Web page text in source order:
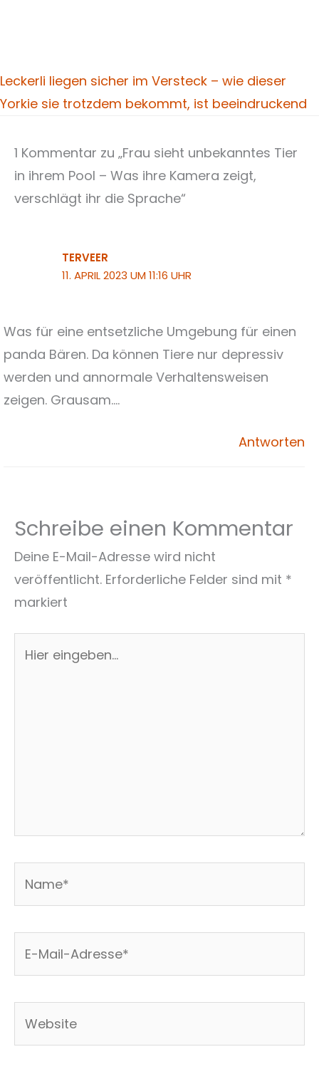
Leckerli liegen sicher im Versteck – wie dieser
Yorkie sie trotzdem bekommt, ist beeindruckend
1 Kommentar zu „Frau sieht unbekanntes Tier
in ihrem Pool – Was ihre Kamera zeigt,
verschlägt ihr die Sprache“
TERVEER
11. APRIL 2023 UM 11:16 UHR
Was für eine entsetzliche Umgebung für einen
panda Bären. Da können Tiere nur depressiv
werden und annormale Verhaltensweisen
zeigen. Grausam….
Antworten
Schreibe einen Kommentar
Deine E-Mail-Adresse wird nicht
veröffentlicht. Erforderliche Felder sind mit *
markiert
eingeben…